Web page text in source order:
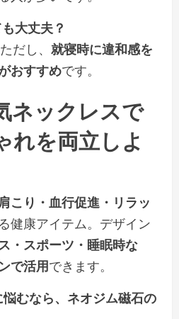
大丈夫？
だし、 就寝時に違和感を
おすすめです。
ネックレスで
れを両立しよ
こり・血行促進・リラッ
健康アイテム。デザイン
・スポーツ・睡眠時な
で活用できます。
むなら、ネオジム磁石の